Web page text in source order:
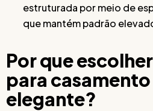
estruturada por meio de
que mantém padrão
Por que
para
elegante?